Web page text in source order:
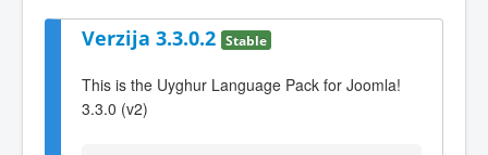
Verzija 3.3.0.2 Stable
This is the Uyghur Language Pack for Joomla!
3.3.0 (v2)